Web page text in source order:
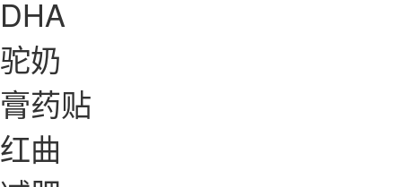
DHA
驼奶
膏药贴
红曲